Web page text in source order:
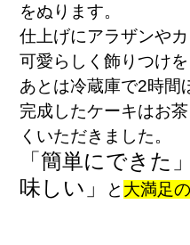
をぬります。
仕上げにアラザンや
可愛らしく飾りつけを
あとは冷蔵庫で2時間
完成したケーキはお
くいただきました。
「簡単にできた
味しい」
と 大満足